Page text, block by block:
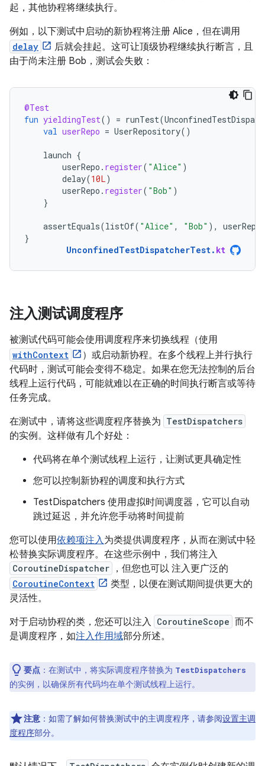
起，其他协程将继续执行。
例如，以下测试中启动的新协程将注册 Alice，但在调用
delay
后就会挂起。这可让顶级协程继续执行断言，且
由于尚未注册 Bob，测试会失败：
@Test
fun yieldingTest() = runTest(
val userRepo = UserRepository()
launch {
userRepo . register( "Alice" )
delay(10L)
userRepo . register( "Bob" )
}
assertEquals(listOf( "Alice" , "Bob" ), userRepo
}
UnconfinedTestDispatcherTest. kt
注入测试调度程序
被测试代码可能会使用调度程序来切换线程（使用
withContext
）或启动新协程。在多个线程上并行执行
代码时，测试可能会变得不稳定。如果在您无法控制的后台
线程上运行代码，可能就难以在正确的时间执行断言或等待
任务完成。
在测试中，请将这些调度程序替换为 TestDispatchers
的实例。这样做有几个好处：
代码将在单个测试线程上运行，让测试更具确定性
您可以控制新协程的调度和执行方式
TestDispatchers 使用虚拟时间调度器，它可以自动
跳过延迟，并允许您手动将时间提前
您可以使用依赖项注入为类提供调度程序，从而在测试中轻
松替换实际调度程序。在这些示例中，我们将注入
CoroutineDispatcher ，但您也可以 注入更广泛的
CoroutineContext
类型，以便在测试期间提供更大的
灵活性。
对于启动协程的类，您还可以注入 CoroutineScope 而不
是调度程序，如注入作用域部分所述。
要点 ：在测试中，将实际调度程序替换为 TestDispatchers
的实例，以确保所有代码均在单个测试线程上运行。
注意 ：如需了解如何替换测试中的主调度程序，请参阅设置主调
度程序部分。